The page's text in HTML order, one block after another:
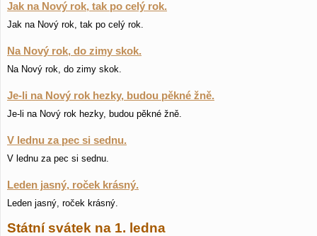
Jak na Nový rok, tak po celý rok.
Jak na Nový rok, tak po celý rok.
Na Nový rok, do zimy skok.
Na Nový rok, do zimy skok.
Je-li na Nový rok hezky, budou pěkné žně.
Je-li na Nový rok hezky, budou pěkné žně.
V lednu za pec si sednu.
V lednu za pec si sednu.
Leden jasný, roček krásný.
Leden jasný, roček krásný.
Státní svátek na 1. ledna